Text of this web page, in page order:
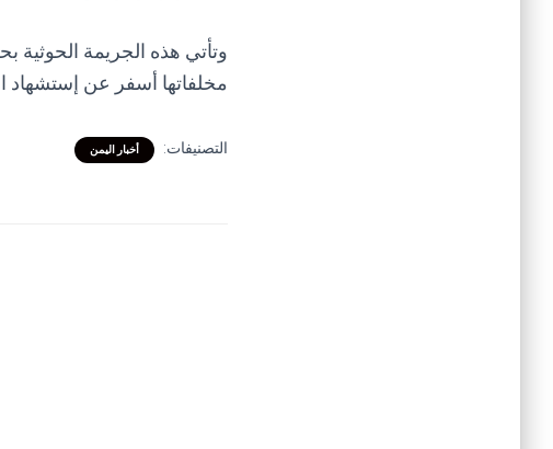
وتأتي هذه الجريمة
مخلفاتها أسفر عن إستشهاد
التصنيفات: أخبار اليمن